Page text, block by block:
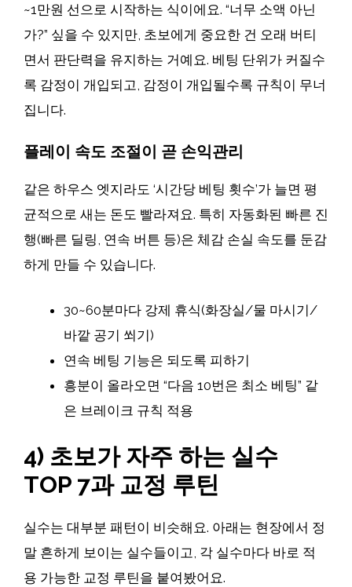
~1만원 선으로 시작하는 식이에요. “너무 소액 아닌
가?” 싶을 수 있지만, 초보에게 중요한 건 오래 버티
면서 판단력을 유지하는 거예요. 베팅 단위가 커질수
록 감정이 개입되고, 감정이 개입될수록 규칙이 무너
집니다.
플레이 속도 조절이 곧 손익관리
같은 하우스 엣지라도 ‘시간당 베팅 횟수’가 늘면 평
균적으로 새는 돈도 빨라져요. 특히 자동화된 빠른 진
행(빠른 딜링, 연속 버튼 등)은 체감 손실 속도를 둔감
하게 만들 수 있습니다.
30~60분마다 강제 휴식(화장실/물 마시기/
바깥 공기 쐬기)
연속 베팅 기능은 되도록 피하기
흥분이 올라오면 “다음 10번은 최소 베팅” 같
은 브레이크 규칙 적용
4) 초보가 자주 하는 실수
TOP 7과 교정 루틴
실수는 대부분 패턴이 비슷해요. 아래는 현장에서 정
말 흔하게 보이는 실수들이고, 각 실수마다 바로 적
용 가능한 교정 루틴을 붙여봤어요.